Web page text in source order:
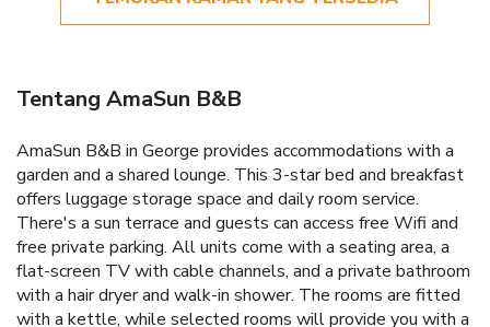
Tentang AmaSun B&B
AmaSun B&B in George provides accommodations with a
garden and a shared lounge. This 3-star bed and breakfast
offers luggage storage space and daily room service.
There's a sun terrace and guests can access free Wifi and
free private parking. All units come with a seating area, a
flat-screen TV with cable channels, and a private bathroom
with a hair dryer and walk-in shower. The rooms are fitted
with a kettle, while selected rooms will provide you with a